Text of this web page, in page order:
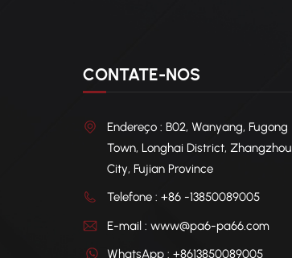
CONTATE-NOS
Endereço : B02, Wanyang, Fugong
Town, Longhai District, Zhangzhou
City, Fujian Province
Telefone : +86 -13850089005
E-mail : www@pa6-pa66.com
WhatsApp : +8613850089005